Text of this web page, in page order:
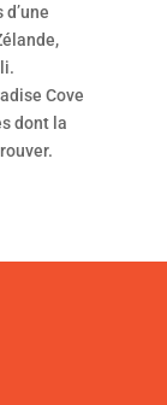
Cove
dont la